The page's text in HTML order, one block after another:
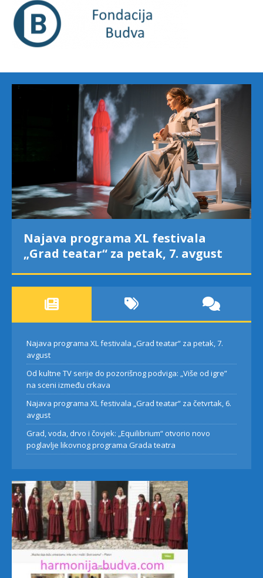
Najava programa XL festivala
„Grad teatar“ za petak, 7. avgust
Najava programa XL festivala „Grad teatar“ za petak, 7.
avgust
Od kultne TV serije do pozorišnog podviga: „Više od igre”
na sceni između crkava
Najava programa XL festivala „Grad teatar“ za četvrtak, 6.
avgust
Grad, voda, drvo i čovjek: „Equilibrium“ otvorio novo
poglavlje likovnog programa Grada teatra